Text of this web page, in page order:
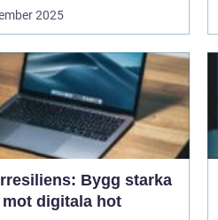
2025
Bygg starka
mot digitala hot